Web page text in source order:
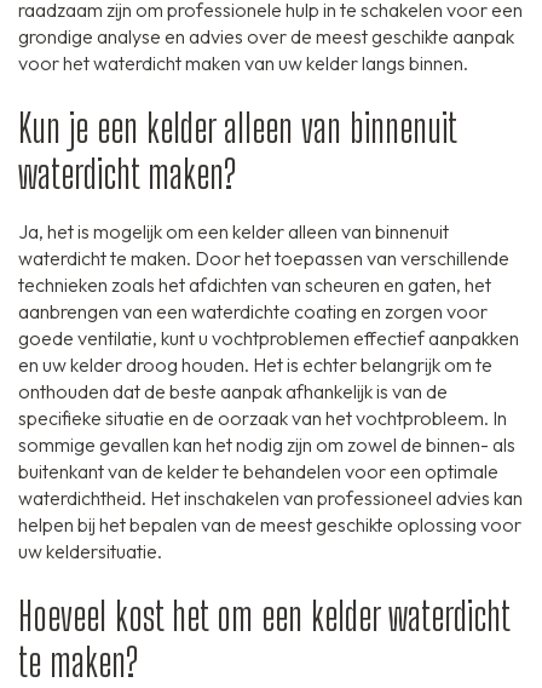
raadzaam zijn om professionele hulp in te schakelen voor een
grondige analyse en advies over de meest geschikte aanpak
voor het waterdicht maken van uw kelder langs binnen.
Kun je een kelder alleen van binnenuit
waterdicht maken?
Ja, het is mogelijk om een kelder alleen van binnenuit
waterdicht te maken. Door het toepassen van verschillende
technieken zoals het afdichten van scheuren en gaten, het
aanbrengen van een waterdichte coating en zorgen voor
goede ventilatie, kunt u vochtproblemen effectief aanpakken
en uw kelder droog houden. Het is echter belangrijk om te
onthouden dat de beste aanpak afhankelijk is van de
specifieke situatie en de oorzaak van het vochtprobleem. In
sommige gevallen kan het nodig zijn om zowel de binnen- als
buitenkant van de kelder te behandelen voor een optimale
waterdichtheid. Het inschakelen van professioneel advies kan
helpen bij het bepalen van de meest geschikte oplossing voor
uw keldersituatie.
Hoeveel kost het om een kelder waterdicht
te maken?